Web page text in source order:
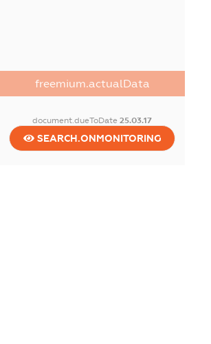
freemium.actualData
document.dueToDate25.03.17
SEARCH.ONMONITORING